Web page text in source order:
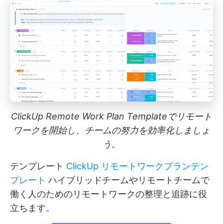
ClickUp Remote Work Plan Templateでリモート
ワークを開始し、チームの努力を効率化しましょ
う。
テンプレート ClickUp リモートワークプランテン
プレート ハイブリッドチームやリモートチームで
働く人のためのリモートワークの整理と追跡に役
立ちます。